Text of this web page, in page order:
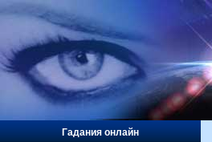
Гадания онлайн